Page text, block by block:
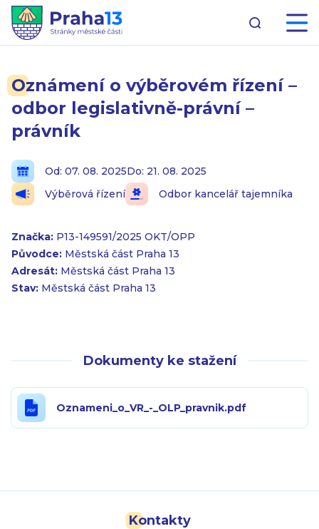
Oznámení o výběrovém řízení –
odbor legislativně-právní –
právník
Od: 07. 08. 2025Do: 21. 08. 2025
Výběrová řízení
Odbor kancelář tajemníka
Značka: P13-149591/2025 OKT/OPP
Původce: Městská část Praha 13
Adresát: Městská část Praha 13
Stav: Městská část Praha 13
Dokumenty ke stažení
Oznameni_o_VR_-_OLP_pravnik.pdf
Kontakty